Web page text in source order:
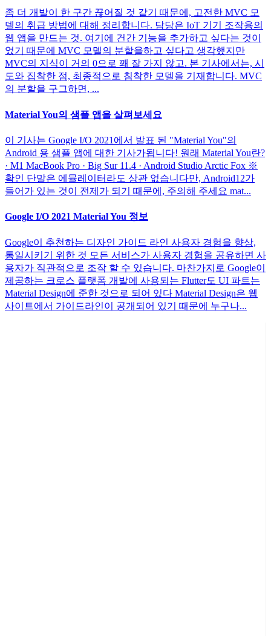
좀 더 개발이 한 구간 끊어질 것 같기 때문에, 고전한 MVC 모
델의 취급 방법에 대해 정리합니다. 담당은 IoT 기기 조작용의
웹 앱을 만드는 것. 여기에 건간 기능을 추가하고 싶다는 것이
었기 때문에 MVC 모델의 분할을하고 싶다고 생각했지만
MVC의 지식이 거의 0으로 꽤 잘 가지 않고. 본 기사에서는, 시
도와 집착한 점, 최종적으로 침착한 모델을 기재합니다. MVC
의 분할을 구그하면, ...
Material You의 샘플 앱을 살펴보세요
이 기사는 Google I/O 2021에서 발표 된 "Material You"의
Android 용 샘플 앱에 대한 기사가됩니다! 원래 Material You란?
· M1 MacBook Pro · Big Sur 11.4 · Android Studio Arctic Fox ※
확인 단말은 에뮬레이터라도 상관 없습니다만, Android12가
들어가 있는 것이 전제가 되기 때문에, 주의해 주세요 mat...
Google I/O 2021 Material You 정보
Google이 추천하는 디자인 가이드 라인 사용자 경험을 향상,
통일시키기 위한 것 모든 서비스가 사용자 경험을 공유하면 사
용자가 직관적으로 조작 할 수 있습니다. 마찬가지로 Google이
제공하는 크로스 플랫폼 개발에 사용되는 Flutter도 UI 파트는
Material Design에 준한 것으로 되어 있다 Material Design은 웹
사이트에서 가이드라인이 공개되어 있기 때문에 누구나...